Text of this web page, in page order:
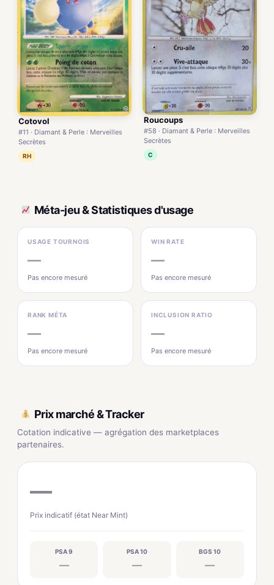
Cotovol
#11 · Diamant & Perle : Merveilles
Secrètes
RH
Roucoups
#58 · Diamant & Perle : Merveilles
Secrètes
C
Méta-jeu & Statistiques d'usage
USAGE TOURNOIS
—
Pas encore mesuré
WIN RATE
—
Pas encore mesuré
RANK MÉTA
—
Pas encore mesuré
INCLUSION RATIO
—
Pas encore mesuré
Prix marché & Tracker
Cotation indicative — agrégation des marketplaces
partenaires.
—
Prix indicatif (état Near Mint)
PSA 9
—
PSA 10
—
BGS 10
—